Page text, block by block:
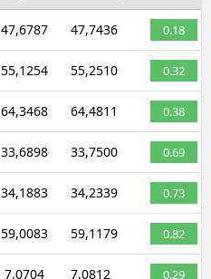
Kars
Kastamonu
Kırklareli
Kırşehir
Kocaeli
Konya
Kütahya
47,6787 47,7436 0.18
55,1254 55,2510 0.32
64,3468 64,4811 0.38
33,6898 33,7500 0.69
34,1883 34,2339 0.73
59,0083 59,1179 0.82
7,0704 7,0812 0.29